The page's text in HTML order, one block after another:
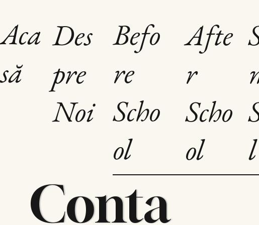
Aca
să
Des
pre
Noi
Befo
re
Scho
ol
Afte
r
Scho
ol
l
Conta